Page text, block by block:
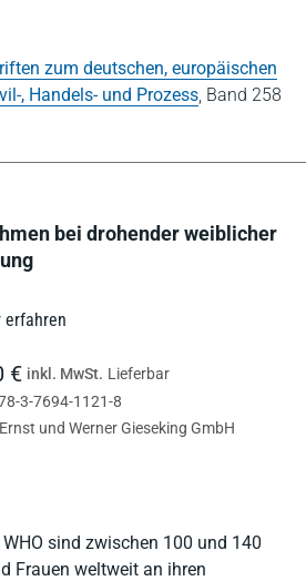
zum deutschen, europäischen
, Handels- und Prozess, Band 258
bei drohender weiblicher
sind zwischen 100 und 140
Frauen weltweit an ihren
erfahren
€ inkl. MwSt. Lieferbar
3-7694-1121-8
und Werner Gieseking GmbH